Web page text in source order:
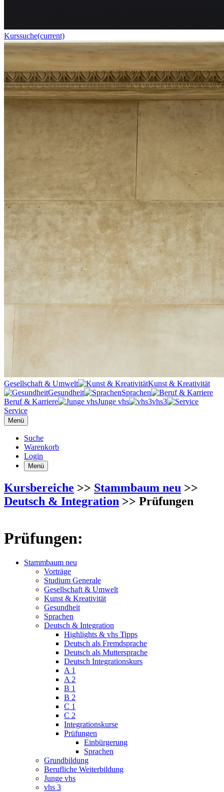
Kurssuche(current)
Gesellschaft & Umwelt
Kunst & Kreativität
Gesundheit
Sprachen
Beruf & Karriere
Junge vhs
vhs3
Service
Menü
Suche
Warenkorb
Login
Menü
Kursbereiche >> Stammbaum neu >>
Deutsch & Integration >> Prüfungen
Prüfungen:
Stammbaum neu
Vorträge
Studium Generale
Gesellschaft & Umwelt
Kunst & Kreativität
Gesundheit
Sprachen
Deutsch & Integration
Highlights & vhs Tipps
Deutsch als Fremdsprache
Deutsch als Muttersprache
Deutsch Integrationskurs
A 1
A 2
B 1
B 2
C 1
C 2
Integrationskurse
Prüfungen
Einbürgerung
Sprachen
Grundbildung
Berufliche Weiterbildung
Junge vhs
vhs 3